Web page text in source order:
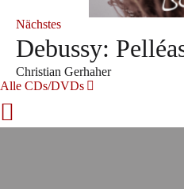
Nächstes
Debussy:
Christian Gerhaher
Alle CDs/DVDs